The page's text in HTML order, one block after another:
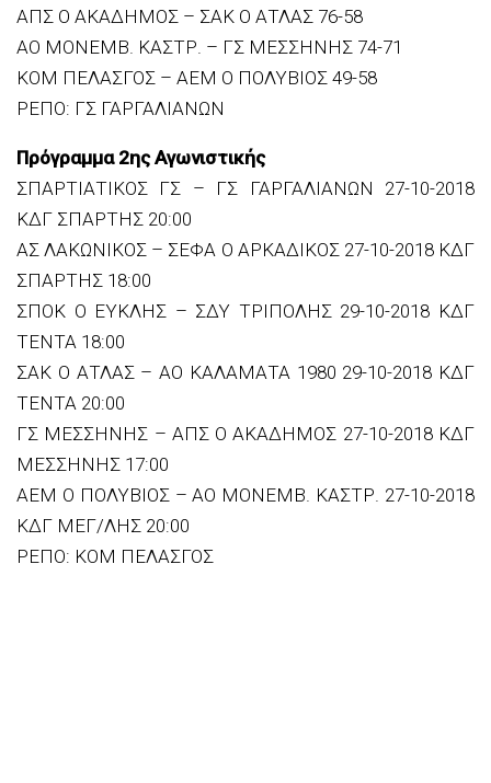
ΑΠΣ Ο ΑΚΑΔΗΜΟΣ – ΣΑΚ Ο ΑΤΛΑΣ 76-58
ΑΟ ΜΟΝΕΜΒ. ΚΑΣΤΡ. – ΓΣ ΜΕΣΣΗΝΗΣ 74-71
ΚΟΜ ΠΕΛΑΣΓΟΣ – ΑΕΜ Ο ΠΟΛΥΒΙΟΣ 49-58
ΡΕΠΟ: ΓΣ ΓΑΡΓΑΛΙΑΝΩΝ
Πρόγραμμα 2ης Αγωνιστικής
ΣΠΑΡΤΙΑΤΙΚΟΣ ΓΣ – ΓΣ ΓΑΡΓΑΛΙΑΝΩΝ 27-10-2018
ΚΔΓ ΣΠΑΡΤΗΣ 20:00
ΑΣ ΛΑΚΩΝΙΚΟΣ – ΣΕΦΑ Ο ΑΡΚΑΔΙΚΟΣ 27-10-2018 ΚΔΓ
ΣΠΑΡΤΗΣ 18:00
ΣΠΟΚ Ο ΕΥΚΛΗΣ – ΣΔΥ ΤΡΙΠΟΛΗΣ 29-10-2018 ΚΔΓ
ΤΕΝΤΑ 18:00
ΣΑΚ Ο ΑΤΛΑΣ – ΑΟ ΚΑΛΑΜΑΤΑ 1980 29-10-2018 ΚΔΓ
ΤΕΝΤΑ 20:00
ΓΣ ΜΕΣΣΗΝΗΣ – ΑΠΣ Ο ΑΚΑΔΗΜΟΣ 27-10-2018 ΚΔΓ
ΜΕΣΣΗΝΗΣ 17:00
ΑΕΜ Ο ΠΟΛΥΒΙΟΣ – ΑΟ ΜΟΝΕΜΒ. ΚΑΣΤΡ. 27-10-2018
ΚΔΓ ΜΕΓ/ΛΗΣ 20:00
ΡΕΠΟ: ΚΟΜ ΠΕΛΑΣΓΟΣ